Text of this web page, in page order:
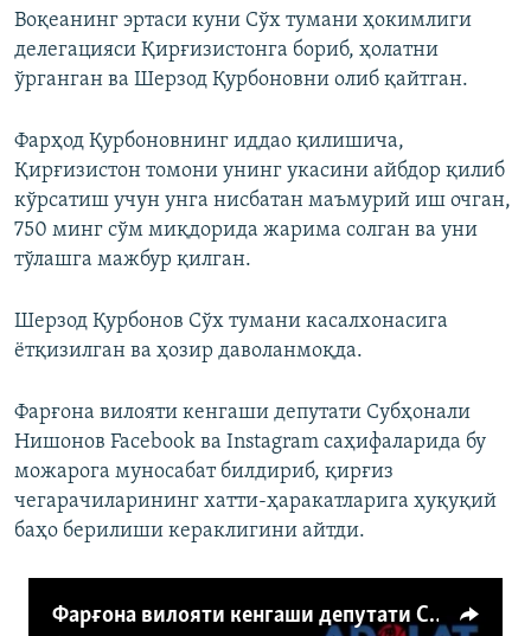
Воқеанинг эртаси куни Сўх тумани ҳокимлиги
делегацияси Қирғизистонга бориб, ҳолатни
ўрганган ва Шерзод Қурбоновни олиб қайтган.
Фарҳод Қурбоновнинг иддао қилишича,
Қирғизистон томони унинг укасини айбдор қилиб
кўрсатиш учун унга нисбатан маъмурий иш очган,
750 минг сўм миқдорида жарима солган ва уни
тўлашга мажбур қилган.
Шерзод Қурбонов Сўх тумани касалхонасига
ётқизилган ва ҳозир даволанмоқда.
Фарғона вилояти кенгаши депутати Субҳонали
Нишонов Facebook ва Instagram саҳифаларида бу
можарога муносабат билдириб, қирғиз
чегарачиларининг хатти-ҳаракатларига ҳуқуқий
баҳо берилиши кераклигини айтди.
Фарғона вилояти кенгаши депутати Субҳонали Нишонов баёноти.